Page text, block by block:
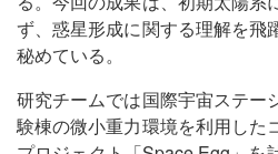
ず、惑星形成に関する理解を飛
秘めている。
研究チームでは国際宇宙ステー
験棟の微小重力環境を利用した